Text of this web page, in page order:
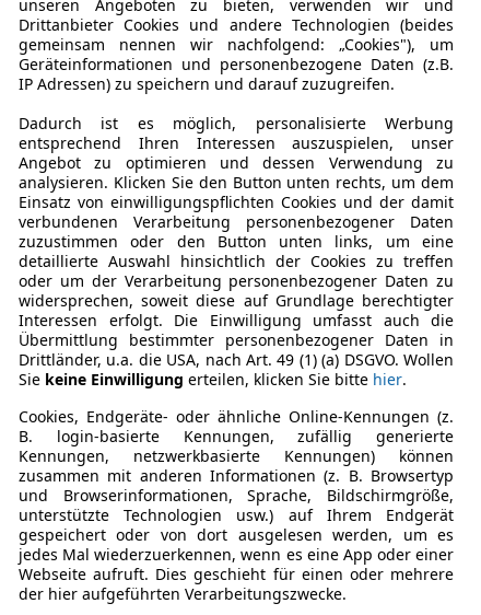
Leistung
145 kW
Getriebe
Leergewicht
2 405 kg
Kraftstoff
unseren Angeboten zu bieten, verwenden wir und
Drittanbieter Cookies und andere Technologien (beides
gemeinsam nennen wir nachfolgend: „Cookies"), um
Geräteinformationen und personenbezogene Daten (z.B.
IP Adressen) zu speichern und darauf zuzugreifen.
Dadurch ist es möglich, personalisierte Werbung
entsprechend Ihren Interessen auszuspielen, unser
Angebot zu optimieren und dessen Verwendung zu
analysieren. Klicken Sie den Button unten rechts, um dem
Einsatz von einwilligungspflichten Cookies und der damit
verbundenen Verarbeitung personenbezogener Daten
zuzustimmen oder den Button unten links, um eine
detaillierte Auswahl hinsichtlich der Cookies zu treffen
oder um der Verarbeitung personenbezogener Daten zu
widersprechen, soweit diese auf Grundlage berechtigter
Interessen erfolgt. Die Einwilligung umfasst auch die
Übermittlung bestimmter personenbezogener Daten in
Drittländer, u.a. die USA, nach Art. 49 (1) (a) DSGVO. Wollen
Sie keine Einwilligung erteilen, klicken Sie bitte hier.
Cookies, Endgeräte- oder ähnliche Online-Kennungen (z.
B. login-basierte Kennungen, zufällig generierte
Kennungen, netzwerkbasierte Kennungen) können
zusammen mit anderen Informationen (z. B. Browsertyp
und Browserinformationen, Sprache, Bildschirmgröße,
unterstützte Technologien usw.) auf Ihrem Endgerät
gespeichert oder von dort ausgelesen werden, um es
jedes Mal wiederzuerkennen, wenn es eine App oder einer
Webseite aufruft. Dies geschieht für einen oder mehrere
der hier aufgeführten Verarbeitungszwecke.